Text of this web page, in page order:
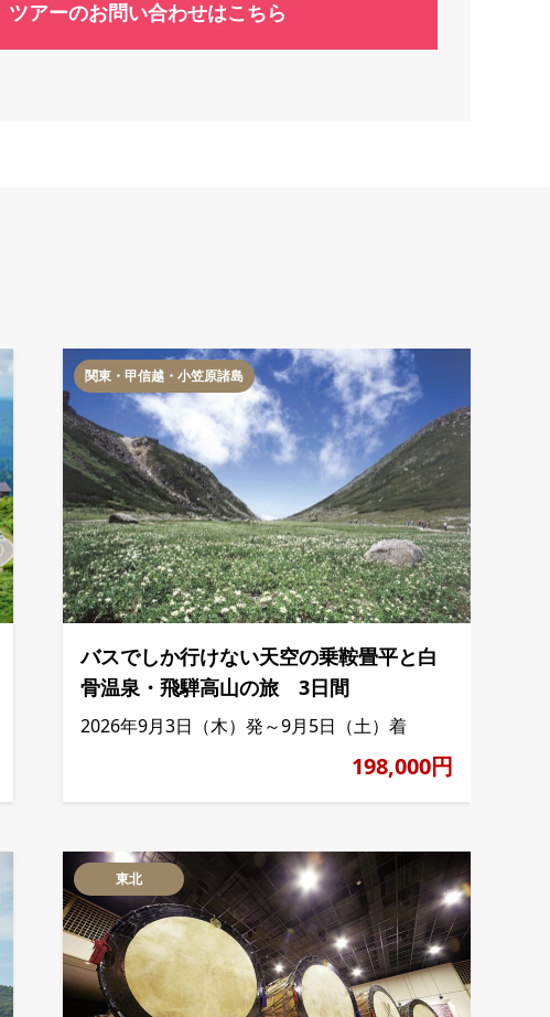
ツアーのお問い合わせはこちら
関東・甲信越・小笠原諸島
バスでしか行けない天空の乗鞍畳平と白
骨温泉・飛騨高山の旅 3日間
2026年9月3日（木）発～9月5日（土）着
198,000円
東北